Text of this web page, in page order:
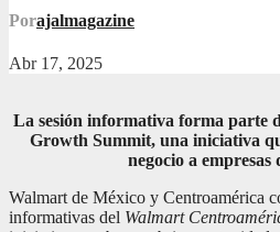
Porajalmagazine
Abr 17, 2025
La sesión informativa forma parte
Growth Summit, una iniciativa
negocio a empresas
Walmart de México y Centroamérica
informativas del Walmart